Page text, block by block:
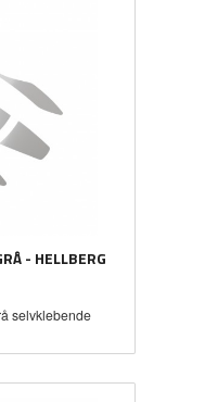
- HELLBERG
selvklebende